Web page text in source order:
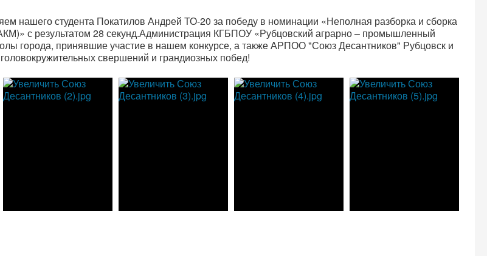
нашего студента Покатилов Андрей ТО-20 за победу в номинации «Неполная разборка и сборка
с результатом 28 секунд.Администрация КГБПОУ «Рубцовский аграрно – промышленный
города, принявшие участие в нашем конкурсе, а также АРПОО "Союз Десантников" Рубцовск и
свершений и грандиозных побед!